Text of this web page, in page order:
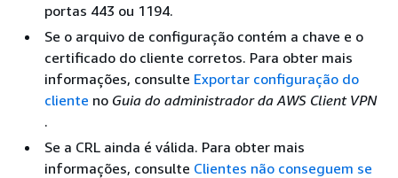
portas 443 ou 1194.
Se o arquivo de configuração contém a chave e o
certificado do cliente corretos. Para obter mais
informações, consulte Exportar configuração do
cliente no Guia do administrador da AWS Client VPN
.
Se a CRL ainda é válida. Para obter mais
informações, consulte Clientes não conseguem se